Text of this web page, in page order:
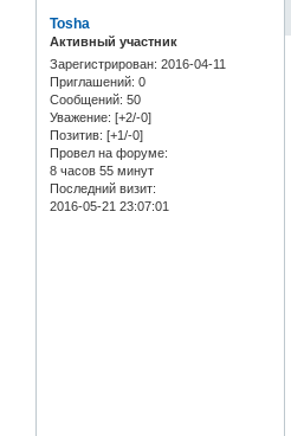
Tosha
Активный участник
Зарегистрирован: 2016-04-11
Приглашений: 0
Сообщений: 50
Уважение: [+2/-0]
Позитив: [+1/-0]
Провел на форуме:
8 часов 55 минут
Последний визит:
2016-05-21 23:07:01